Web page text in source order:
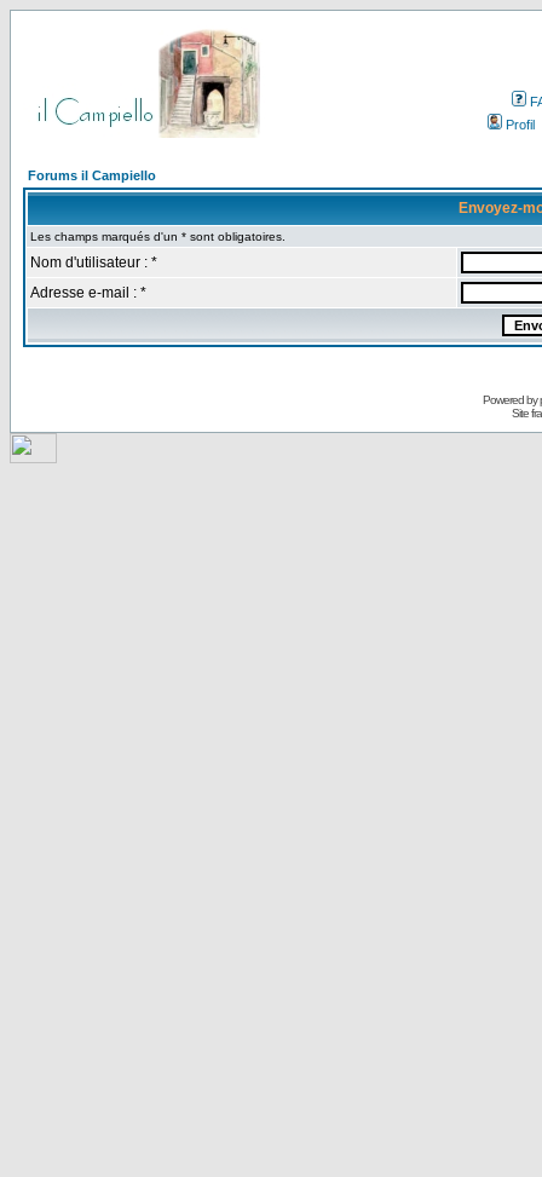
Profil
Forums il Campiello
Envoyez-
Les champs marqués d'un * sont obligatoires.
Nom d'utilisateur : *
Adresse e-mail : *
Powered by
Site